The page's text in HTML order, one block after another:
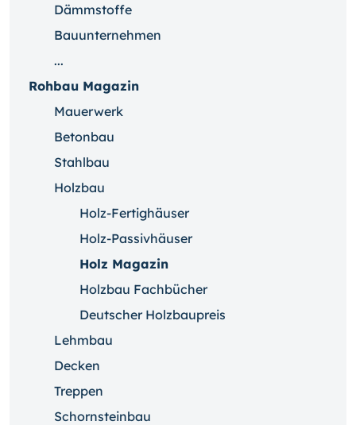
Dämmstoffe
Bauunternehmen
...
Rohbau Magazin
Mauerwerk
Betonbau
Stahlbau
Holzbau
Holz-Fertighäuser
Holz-Passivhäuser
Holz Magazin
Holzbau Fachbücher
Deutscher Holzbaupreis
Lehmbau
Decken
Treppen
Schornsteinbau